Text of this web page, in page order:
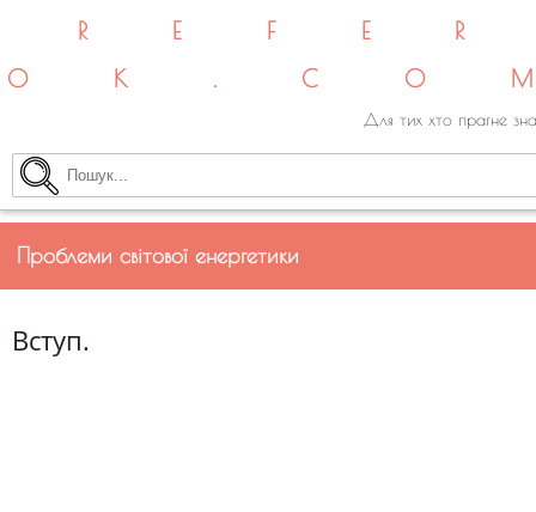
Для тих хто прагне
Проблеми світової енергетики
Вступ.